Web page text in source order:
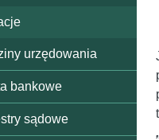
urzędowania
bankowe
sądowe